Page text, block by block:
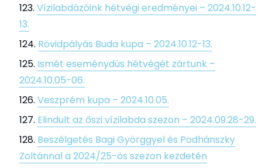
Vízilabdázóink hétvégi eredményei – 2024.10.12-
13.
Rövidpályás Buda kupa – 2024.10.12-13.
Ismét eseménydús hétvégét zártunk –
2024.10.05-06.
Veszprém kupa – 2024.10.05.
Elindult az őszi vízilabda szezon – 2024.09.28-29.
Beszélgetés Bagi Györggyel és Podhánszky
Zoltánnal a 2024/25-ös szezon kezdetén